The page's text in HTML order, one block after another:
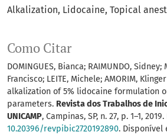
Alkalization Lidocaine Topical
Como Citar
DOMINGUES, Bianca; RAIMUNDO, Sidney;
Francisco; LEITE, Michele; AMORIM,
alkalization of 5% lidocaine formulation
parameters. Revista dos Trabalhos de
UNICAMP, Campinas, SP, n. 27, p. 1–1, 2019.
10.20396/revpibic2720192890. Disponível